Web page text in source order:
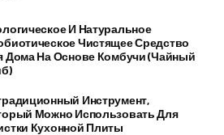
И Натуральное
Чистящее Средство
Дома На Основе Комбучи (чайный
Инструмент,
Можно Использовать Для
Кухонной Плиты